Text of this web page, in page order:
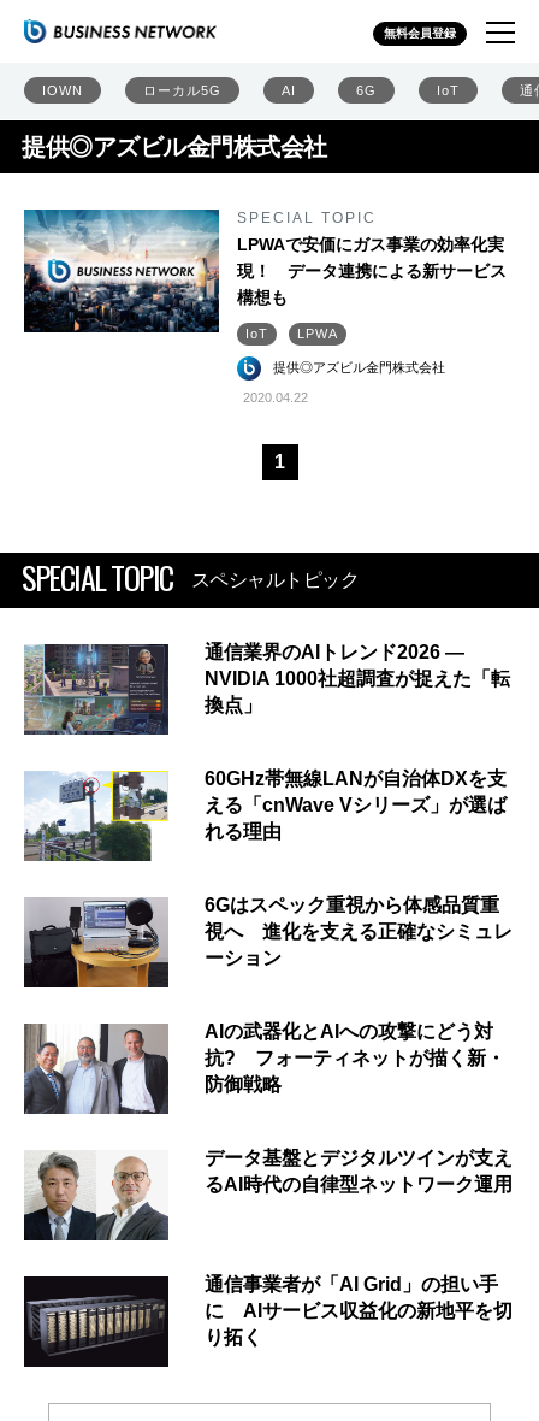
無料会員登録
IOWN ローカル5G AI 6G IoT 通
提供◎アズビル金門株式会社
SPECIAL TOPIC
LPWAで安価にガス事業の効率化実
現！ データ連携による新サービス
構想も
IoT LPWA
提供◎アズビル金門株式会社
2020.04.22
1
SPECIAL TOPIC スペシャルトピック
通信業界のAIトレンド2026 ―
NVIDIA 1000社超調査が捉えた「転
換点」
60GHz帯無線LANが自治体DXを支
える「cnWave Vシリーズ」が選ば
れる理由
6Gはスペック重視から体感品質重
視へ 進化を支える正確なシミュレ
ーション
AIの武器化とAIへの攻撃にどう対
抗? フォーティネットが描く新・
防御戦略
データ基盤とデジタルツインが支え
るAI時代の自律型ネットワーク運用
通信事業者が「AI Grid」の担い手
に AIサービス収益化の新地平を切
り拓く